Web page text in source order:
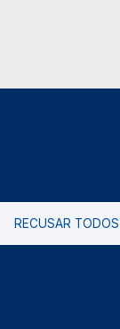
RECUSAR TODOS